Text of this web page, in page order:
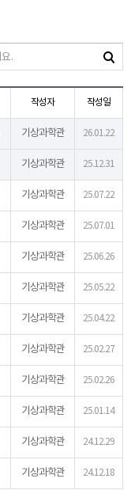
작성자 작성일
기상과학관 26.01.22
기상과학관 25.12.31
기상과학관 25.07.22
기상과학관 25.07.01
기상과학관 25.06.26
기상과학관 25.05.22
기상과학관 25.04.22
기상과학관 25.02.27
기상과학관 25.02.26
기상과학관 25.01.14
기상과학관 24.12.29
기상과학관 24.12.18